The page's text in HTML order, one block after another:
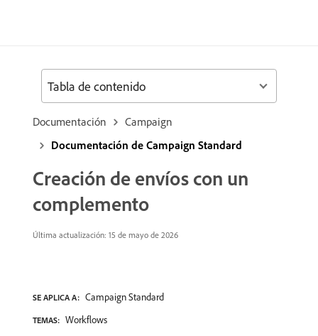
Documentación
Campaign
Documentación de Campaign Standard
Creación de envíos con un
complemento
Última actualización: 15 de mayo de 2026
SE APLICA A: Campaign Standard
TEMAS: Workflows
Tabla de contenido